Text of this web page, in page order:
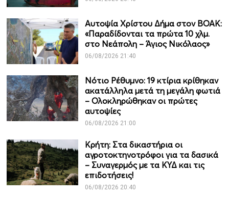
Αυτοψία Χρίστου Δήμα στον ΒΟΑΚ:
«Παραδίδονται τα πρώτα 10 χλμ.
στο Νεάπολη – Άγιος Νικόλαος»
06/08/2026 21:40
Νότιο Ρέθυμνο: 19 κτίρια κρίθηκαν
ακατάλληλα μετά τη μεγάλη φωτιά
– Ολοκληρώθηκαν οι πρώτες
αυτοψίες
06/08/2026 21:00
Κρήτη: Στα δικαστήρια οι
αγροτοκτηνοτρόφοι για τα δασικά
– Συναγερμός με τα ΚΥΔ και τις
επιδοτήσεις!
06/08/2026 20:40